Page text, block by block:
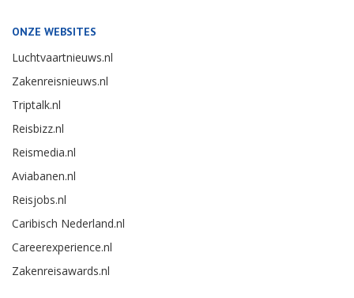
ONZE WEBSITES
Luchtvaartnieuws.nl
Zakenreisnieuws.nl
Triptalk.nl
Reisbizz.nl
Reismedia.nl
Aviabanen.nl
Reisjobs.nl
Caribisch Nederland.nl
Careerexperience.nl
Zakenreisawards.nl